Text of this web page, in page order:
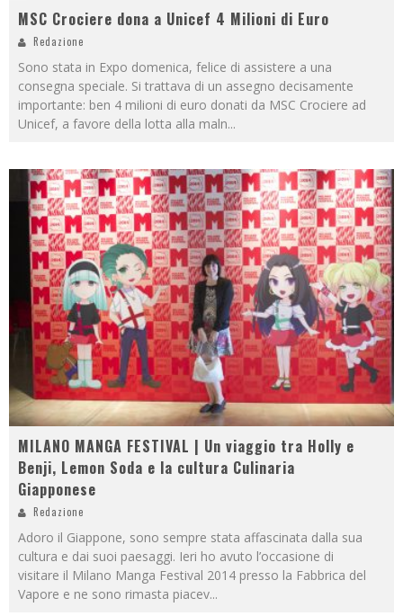
MSC Crociere dona a Unicef 4 Milioni di Euro
Redazione
Sono stata in Expo domenica, felice di assistere a una
consegna speciale. Si trattava di un assegno decisamente
importante: ben 4 milioni di euro donati da MSC Crociere ad
Unicef, a favore della lotta alla maln...
MILANO MANGA FESTIVAL | Un viaggio tra Holly e
Benji, Lemon Soda e la cultura Culinaria
Giapponese
Redazione
Adoro il Giappone, sono sempre stata affascinata dalla sua
cultura e dai suoi paesaggi. Ieri ho avuto l’occasione di
visitare il Milano Manga Festival 2014 presso la Fabbrica del
Vapore e ne sono rimasta piacev...